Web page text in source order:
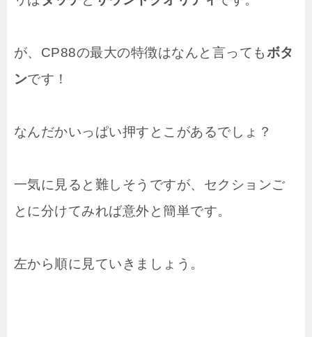
が、CP88の最大の特徴はなんと言ってもボタ
ンです！
なんだかいっぱい押すとこがあるでしょ？
一気に見ると難しそうですが、セクションご
とに分けてみれば意外と簡単です。
左から順に見ていきましょう。